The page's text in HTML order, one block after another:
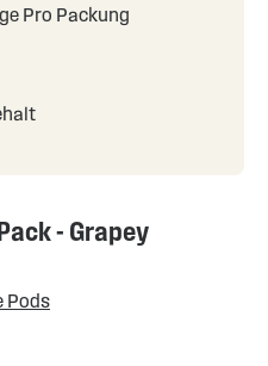
Pro Packung
- Grapey
Pods